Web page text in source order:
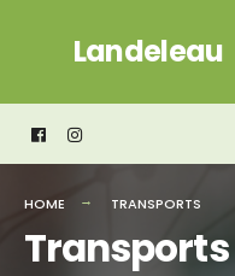
Landeleau
HOME TRANSPORTS
Transports
for: